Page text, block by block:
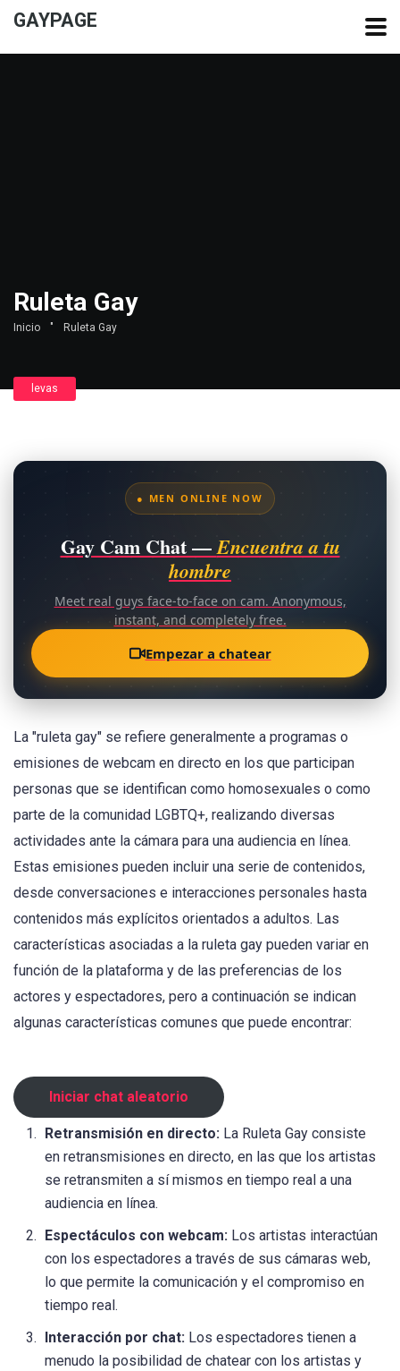
GAYPAGE
Ruleta Gay
Inicio " Ruleta Gay
levas
● MEN ONLINE NOW
Gay Cam Chat —Encuentra a tu
hombre
Meet real guys face-to-face on cam. Anonymous,
instant, and completely free.
Empezar a chatear
La "ruleta gay" se refiere generalmente a programas o
emisiones de webcam en directo en los que participan
personas que se identifican como homosexuales o como
parte de la comunidad LGBTQ+, realizando diversas
actividades ante la cámara para una audiencia en línea.
Estas emisiones pueden incluir una serie de contenidos,
desde conversaciones e interacciones personales hasta
contenidos más explícitos orientados a adultos. Las
características asociadas a la ruleta gay pueden variar en
función de la plataforma y de las preferencias de los
actores y espectadores, pero a continuación se indican
algunas características comunes que puede encontrar:
Iniciar chat aleatorio
Retransmisión en directo: La Ruleta Gay consiste
en retransmisiones en directo, en las que los artistas
se retransmiten a sí mismos en tiempo real a una
audiencia en línea.
Espectáculos con webcam: Los artistas interactúan
con los espectadores a través de sus cámaras web,
lo que permite la comunicación y el compromiso en
tiempo real.
Interacción por chat: Los espectadores tienen a
menudo la posibilidad de chatear con los artistas y